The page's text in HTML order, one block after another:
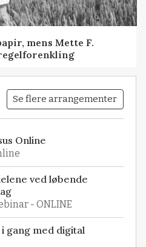
mens Mette F.
Se flere arrangementer
Online
ved løbende
- ONLINE
gang med digital